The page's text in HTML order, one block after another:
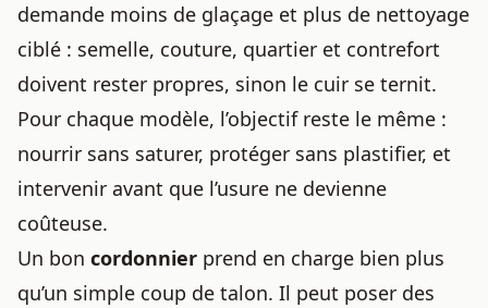
demande moins de glaçage et plus de nettoyage
ciblé : semelle, couture, quartier et contrefort
doivent rester propres, sinon le cuir se ternit.
Pour chaque modèle, l’objectif reste le même :
nourrir sans saturer, protéger sans plastifier, et
intervenir avant que l’usure ne devienne
coûteuse.
Un bon cordonnier prend en charge bien plus
qu’un simple coup de talon. Il peut poser des